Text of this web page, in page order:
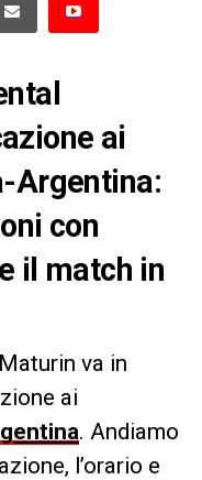
ai
Argentina:
con
il match in
va in
ai
. Andiamo
l’orario e